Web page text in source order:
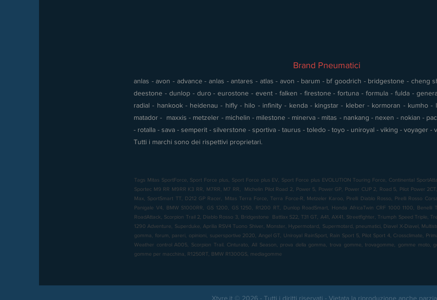
Brand Pneumatici
anlas - avon - advance - anlas - antares - atlas - avon - barum - bf goodrich - bridgestone - cheng
deestone - dunlop - duro - eurostone - event - falken - firestone - fortuna - formula - fulda -
radial - hankook - heidenau - hifly - hilo - infinity - kenda - kingstar - kleber - kormoran - kumho -
matador - maxxis - metzeler - michelin - milestone - minerva - mitas - nankang - nexen - nokian -
- rotalla - sava - semperit - silverstone - sportiva - taurus - toledo - toyo - uniroyal - viking - voyager -
Tutti i marchi sono dei rispettivi proprietari.
Tags Mitas SportForce, Sport Force plus, Sport Force plus EV, Sport Force plus EVOLUTION Touring Force, Continental
Sportec M9 RR M9RR K3 RR, M7RR, M7 RR, Michelin Pilot Road 2, Power 5, Power GP, Power CUP 2, Road 5, Pilot Power
Max, SportSmart TT, D212 GP Racer, Mitas Terra Force, Terra Force-R, Metzeler Karoo, Pirelli Diablo Rosso, Pirelli Rosso
Panigale V4, BMW S1000RR, GS 1200, GS 1250, R1200 RT, Dunlop RoadSmart, Honda AfricaTwin CRF 1000 1100, Benelli
RoadAttack, Scorpion Trail 2, Diablo Rosso 3, Bridgestone Battlax S22, T31 GT, A41, AX41, Streetfighter, Triumph Speed Triple,
1290 Adventure, Superduke, Aprilia RSV4 Tuono Shiver, Monster, Hypermotard, Supermotard, pneumatici, Diavel X-Diavel,
gomma, forum, pareri, opinioni, supersportive 2020, Angel GT, Uniroyal RainSport, Rain Sport 5, Pilot Sport 4, Crossclimate,
Weather control A005, Scorpion Trail. Cinturato, All Season, prova della gomma, trova gomme, trovagomme, gomme moto,
gomme per macchina, R1250RT, BMW R1300GS, mediagomme
Xtyre.it © 2026 - Tutti i diritti riservati - Vietata la riproduzione anche